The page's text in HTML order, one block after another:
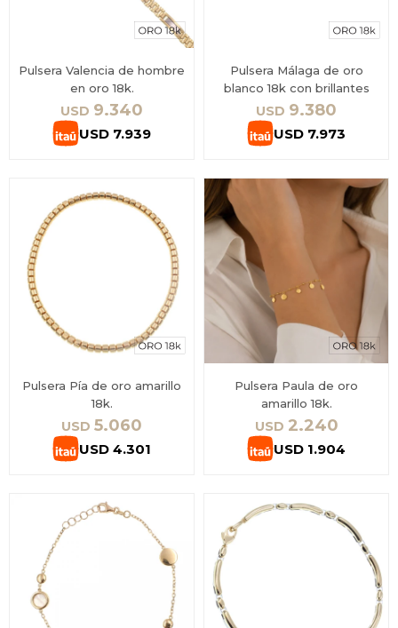
Pulsera Valencia de hombre
en oro 18k.
USD 9.340
USD 7.939
Pulsera Málaga de oro
blanco 18k con brillantes
USD 9.380
USD 7.973
Pulsera Pía de oro amarillo
18k.
USD 5.060
USD 4.301
Pulsera Paula de oro
amarillo 18k.
USD 2.240
USD 1.904